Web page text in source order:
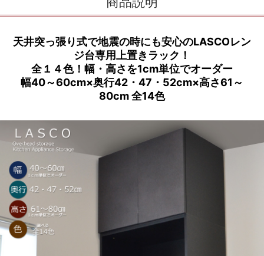
天井突っ張り式で地震の時にも安心のLASCOレン
ジ台専用上置きラック！
全１４色！幅・高さを1cm単位でオーダー
幅40～60cm×奥行42・47・52cm×高さ61～
80cm 全14色